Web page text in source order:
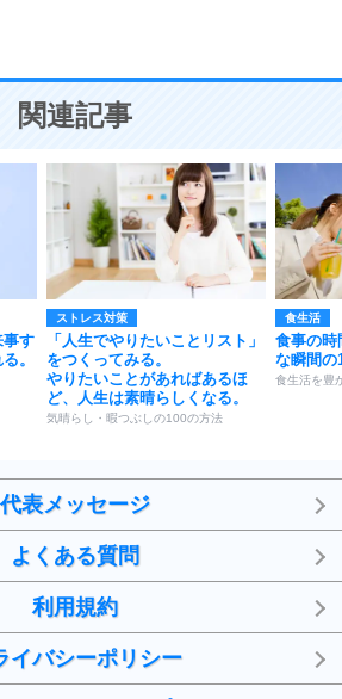
が大切。
関連記事
事す
。
ストレス対策
「人生でやりたいことリスト」
をつくってみる。
やりたいことがあればあるほ
ど、人生は素晴らしくなる。
気晴らし・暇つぶしの100の方法
食生活
食事の時
な瞬間の
食生活を豊
代表メッセージ
よくある質問
利用規約
イバシーポリシー